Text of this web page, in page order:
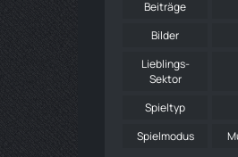
Beiträge
Bilder
Lieblings-
Sektor
Spieltyp
Spielmodus